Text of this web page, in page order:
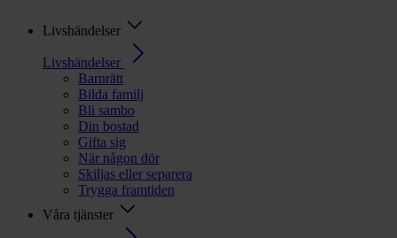
Livshändelser
Livshändelser
Barnrätt
Bilda familj
Bli sambo
Din bostad
Gifta sig
När någon dör
Skiljas eller separera
Trygga framtiden
Våra tjänster